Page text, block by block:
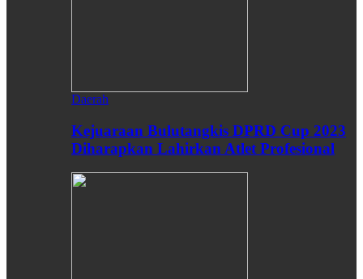
Daerah
Kejuaraan Bulutangkis DPRD Cup 2023
Diharapkan Lahirkan Atlet Profesional